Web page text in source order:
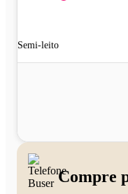
Semi-leito
Compre